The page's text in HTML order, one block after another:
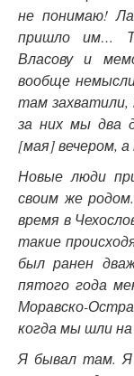
не понимаю!
пришло им…
Власову и
вообще
там захватили,
за них мы два
[мая] вечером, а
Новые люди
своим же
время в
такие
был ранен
пятого года
Моравско-
когда мы шли на
Я бывал там. Я